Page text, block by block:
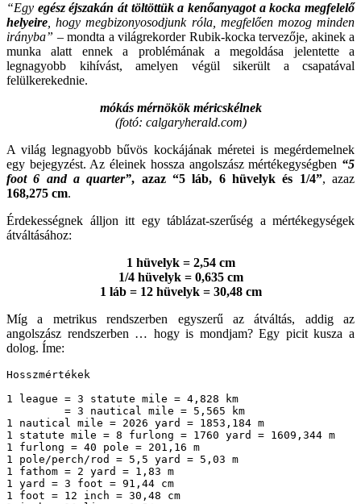
“Egy egész éjszakán át töltöttük a kenőanyagot a kocka megfelelő
helyeire , hogy megbizonyosodjunk róla, megfelően mozog minden
irányba” – mondta a világrekorder Rubik-kocka tervezője, akinek a
munka alatt ennek a problémának a megoldása jelentette a
legnagyobb kihívást, amelyen végül sikerült a csapatával
felülkerekednie.
mókás mérnökök méricskélnek
(fotó: calgaryherald.com)
A világ legnagyobb bűvös kockájának méretei is megérdemelnek
egy bejegyzést. Az éleinek hossza angolszász mértékegységben “5
foot 6 and a quarter”, azaz “5 láb, 6 hüvelyk és 1/4”, azaz
168,275 cm.
Érdekességnek álljon itt egy táblázat-szerűség a mértékegységek
átváltásához:
1 hüvelyk = 2,54 cm
1/4 hüvelyk = 0,635 cm
1 láb = 12 hüvelyk = 30,48 cm
Míg a metrikus rendszerben egyszerű az átváltás, addig az
angolszász rendszerben … hogy is mondjam? Egy picit kusza a
dolog. Íme:
Hosszmértékek
1 league = 3 statute mile = 4,828 km
         = 3 nautical mile = 5,565 km
1 nautical mile = 2026 yard = 1853,184 m
1 statute mile = 8 furlong = 1760 yard = 1609,344 m
1 furlong = 40 pole = 201,16 m
1 pole/perch/rod = 5,5 yard = 5,03 m
1 fathom = 2 yard = 1,83 m
1 yard = 3 foot = 91,44 cm
1 foot = 12 inch = 30,48 cm